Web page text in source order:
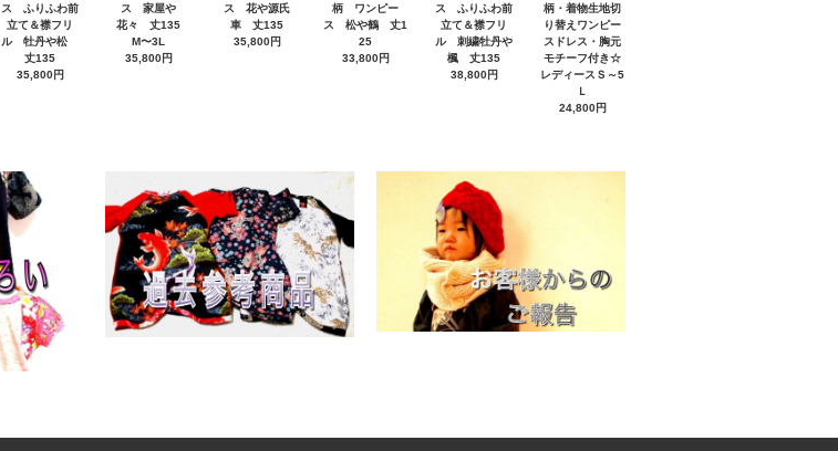
ス ふりふわ前
立て＆襟フリ
ル 牡丹や松
丈135
35,800円
ス 家屋や
花々 丈135
M〜3L
35,800円
ス 花や源氏
車 丈135
35,800円
柄 ワンピー
ス 松や鶴 丈1
25
33,800円
ス ふりふわ前
立て＆襟フリ
ル 刺繍牡丹や
楓 丈135
38,800円
柄・着物生地切
り替えワンピー
スドレス・胸元
モチーフ付き☆
レディースＳ～5
Ｌ
24,800円